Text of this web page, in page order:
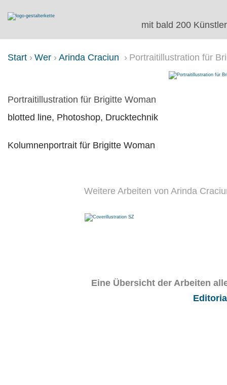
mit bald 200
Start Wer Arinda Craciun Portraitillustration für
PORTRAITILLUSTRATION FÜR
Portraitillustration für Brigitte Woman
blotted line, Photoshop, Drucktechnik
Kolumnenportrait für Brigitte Woman
Weitere Arbeiten von Arinda
Eine Übersicht der Arbeiten